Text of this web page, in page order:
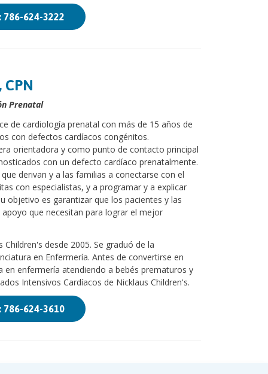
786-624-3222
CPN
Prenatal
de cardiología prenatal con más de 15 años de
con defectos cardíacos congénitos.
orientadora y como punto de contacto principal
con un defecto cardíaco prenatalmente.
derivan y a las familias a conectarse con el
con especialistas, y a programar y a explicar
objetivo es garantizar que los pacientes y las
que necesitan para lograr el mejor
desde 2005. Se graduó de la
en Enfermería. Antes de convertirse en
enfermería atendiendo a bebés prematuros y
Intensivos Cardíacos de Nicklaus Children's.
786-624-3610